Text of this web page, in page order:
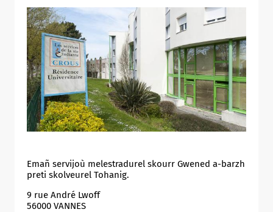
Emañ servijoù melestradurel skourr Gwened a-barzh
preti skolveurel Tohanig.
9 rue André Lwoff
56000 VANNES